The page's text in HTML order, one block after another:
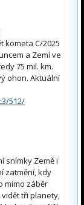
kometa C/2025
a Zemí ve
75 mil. km.
ohon. Aktuální
512/
snímky Země i
zatmění, kdy
mimo záběr
tři planety,